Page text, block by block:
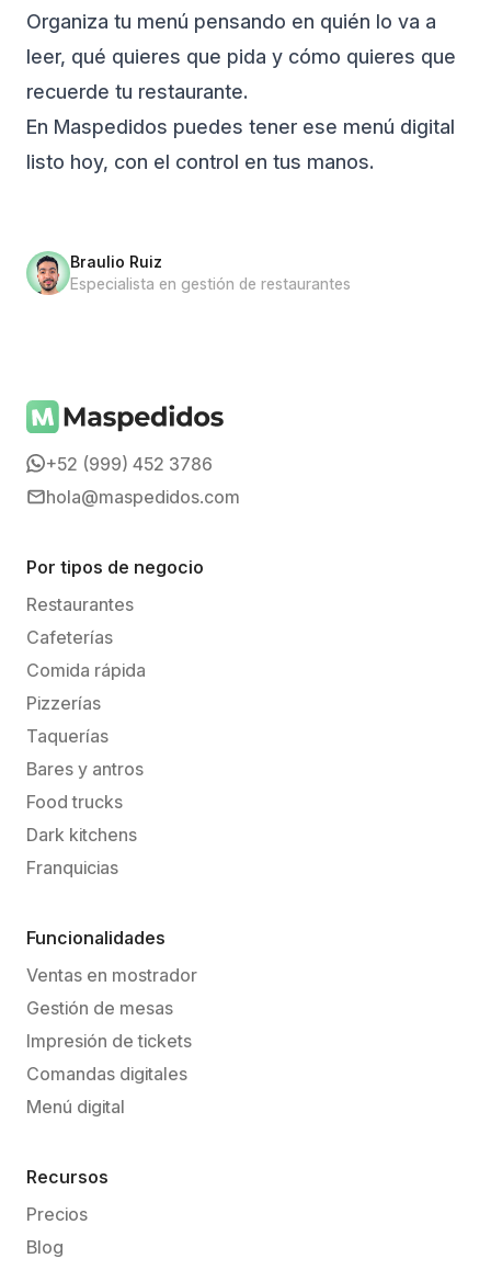
Organiza tu menú pensando en quién lo va a
leer, qué quieres que pida y cómo quieres que
recuerde tu restaurante.
En Maspedidos puedes tener ese menú digital
listo hoy, con el control en tus manos.
Braulio Ruiz
Especialista en gestión de restaurantes
+52 (999) 452 3786
hola@maspedidos.com
Por tipos de negocio
Restaurantes
Cafeterías
Comida rápida
Pizzerías
Taquerías
Bares y antros
Food trucks
Dark kitchens
Franquicias
Funcionalidades
Ventas en mostrador
Gestión de mesas
Impresión de tickets
Comandas digitales
Menú digital
Recursos
Precios
Blog